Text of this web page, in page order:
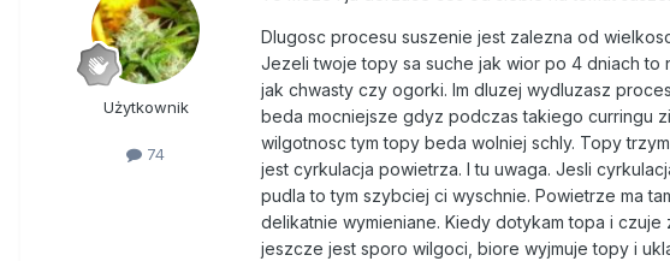
Użytkownik
74
Dlugosc procesu suszenie jest zalezna od
Jezeli twoje topy sa suche jak wior po 4 dniach
jak chwasty czy ogorki. Im dluzej wydluzasz
beda mocniejsze gdyz podczas takiego curringu
wilgotnosc tym topy beda wolniej schly. Topy
jest cyrkulacja powietrza. I tu uwaga. Jesli
pudla to tym szybciej ci wyschnie. Powietrze ma
delikatnie wymieniane. Kiedy dotykam topa i
jeszcze jest sporo wilgoci, biore wyjmuje topy i